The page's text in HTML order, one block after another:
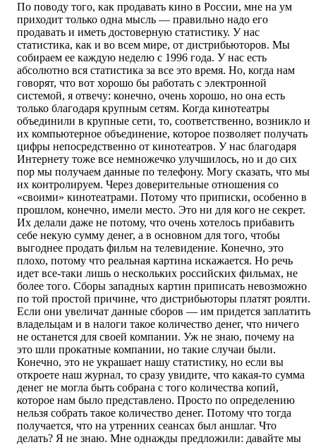
По поводу того, как продавать кино в России, мне на ум
приходит только одна мысль — правильно надо его
продавать и иметь достоверную статистику. У нас
статистика, как и во всем мире, от дистрибьюторов. Мы
собираем ее каждую неделю с 1996 года. У нас есть
абсолютно вся статистика за все это время. Но, когда нам
говорят, что вот хорошо бы работать с электронной
системой, я отвечу: конечно, очень хорошо, но она есть
только благодаря крупным сетям. Когда кинотеатры
объединили в крупные сети, то, соответственно, возникло и
их компьютерное объединение, которое позволяет получать
цифры непосредственно от кинотеатров. У нас благодаря
Интернету тоже все немножечко улучшилось, но и до сих
пор мы получаем данные по телефону. Могу сказать, что мы
их контролируем. Через доверительные отношения со
«своими» кинотеатрами. Потому что приписки, особенно в
прошлом, конечно, имели место. Это ни для кого не секрет.
Их делали даже не потому, что очень хотелось прибавить
себе некую сумму денег, а в основном для того, чтобы
выгоднее продать фильм на телевидение. Конечно, это
плохо, потому что реальная картина искажается. Но речь
идет все-таки лишь о нескольких российских фильмах, не
более того. Сборы западных картин приписать невозможно
по той простой причине, что дистрибьюторы платят роялти.
Если они увеличат данные сборов — им придется заплатить
владельцам и в налоги такое количество денег, что ничего
не останется для своей компании. Уж не знаю, почему на
это шли прокатные компании, но такие случаи были.
Конечно, это не украшает нашу статистику, но если вы
откроете наш журнал, то сразу увидите, что какая-то сумма
денег не могла быть собрана с того количества копий,
которое нам было представлено. Просто по определению
нельзя собрать такое количество денег. Потому что тогда
получается, что на утренних сеансах был аншлаг. Что
делать? Я не знаю. Мне однажды предложили: давайте мы